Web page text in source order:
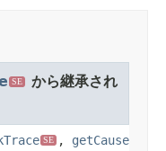
SE
から継承され
SE , getCause